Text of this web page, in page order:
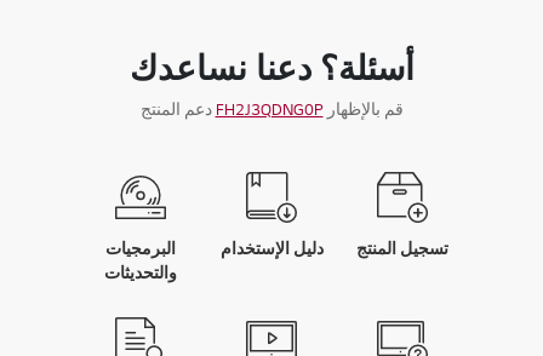
أسئلة؟ دعنا نساعدك
قم بالإظهارFH2J3QDNG0P دعم المنتج
تسجيل المنتج دليل الإستخدام
البرمجيات
والتحديثات